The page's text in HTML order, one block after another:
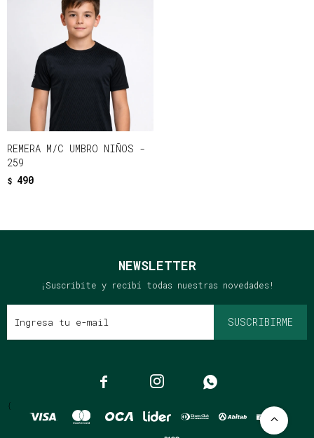
REMERA M/C UMBRO NIÑOS -
259
$ 490
NEWSLETTER
¡Suscribite y recibí todas nuestras novedades!
SUSCRIBIRME
  
{